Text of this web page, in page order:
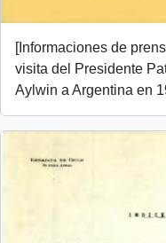
[Informaciones de
visita del Presidente
Aylwin a Argentina en